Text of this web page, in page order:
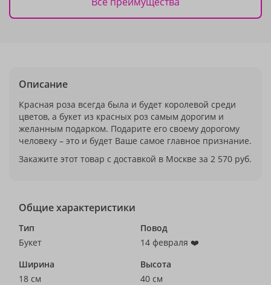
Описание
Красная роза всегда была и будет королевой среди
цветов, а букет из красных роз самым дорогим и
желанным подарком. Подарите его своему дорогому
человеку – это и будет Ваше самое главное признание.
Закажите этот товар с доставкой в Москве за 2 570 руб.
Общие характеристики
Тип
Букет
Повод
14 февраля ❤️
Ширина
18 см
Высота
40 см